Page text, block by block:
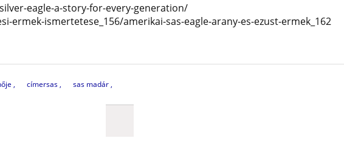
eagle-a-story-for-every-generation/
ermek-ismertetese_156/amerikai-sas-eagle-arany-es-ezust-ermek_162
címersas sas madár